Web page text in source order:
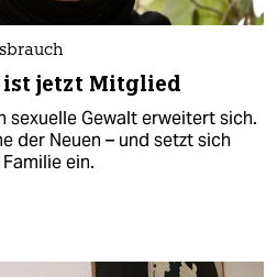
jetzt Mitglied
sexuelle Gewalt erweitert sich.
der Neuen – und setzt sich
ein.